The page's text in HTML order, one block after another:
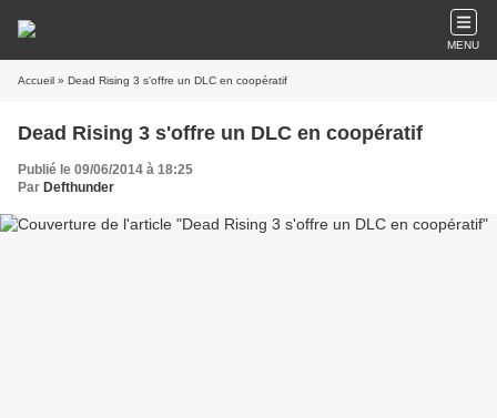
MENU
Accueil » Dead Rising 3 s'offre un DLC en coopératif
Dead Rising 3 s'offre un DLC en coopératif
Publié le 09/06/2014 à 18:25
Par Defthunder